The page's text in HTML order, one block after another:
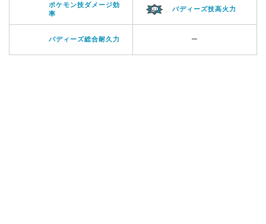
ポケモン技ダメージ効
率
バディーズ技高火力
バディーズ総合耐久力 ー